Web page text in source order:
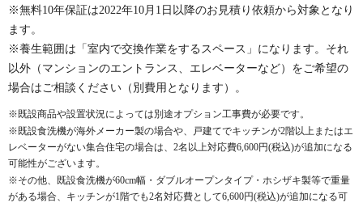
※無料10年保証は2022年10月1日以降のお見積り依頼から対象となり
ます。
※養生範囲は「室内で交換作業をするスペース」になります。それ
以外（マンションのエントランス、エレベーターなど）をご希望の
場合はご相談ください（別費用となります）。
※既設商品や設置状況によっては別途オプション工事費が必要です。
※既設食洗機が海外メーカー製の場合や、戸建てでキッチンが2階以上またはエ
レベーターがない集合住宅の場合は、2名以上対応費6,600円(税込)が追加になる
可能性がございます。
※その他、既設食洗機が60cm幅・ダブルオープンタイプ・ホシザキ製等で重量
がある場合、キッチンが1階でも2名対応費として6,600円(税込)が追加になる可